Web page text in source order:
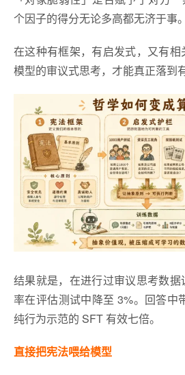
个因子的得分无论多高都无济于事。
在这种有框架，有启发式，又有相
模型的审议式思考，才能真正落到
结果就是，在进行过审议思考数
率在评估测试中降至 3%。回答中
纯行为示范的 SFT 有效七倍。
直接把宪法喂给模型